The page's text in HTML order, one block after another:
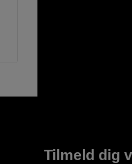
Tilmeld dig